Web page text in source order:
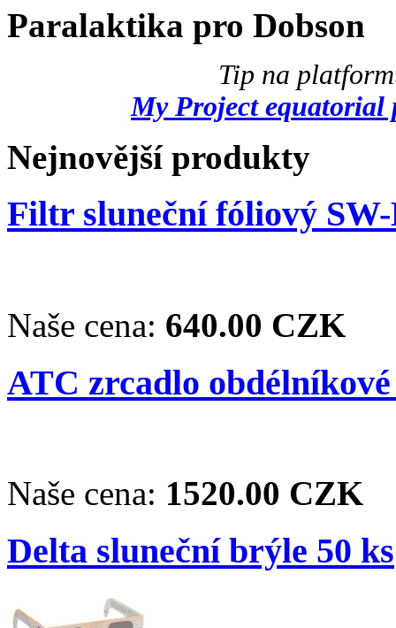
Paralaktika pro Dobson
Tip na
My Project equatorial
Nejnovější produkty
Filtr sluneční fóliový SW-
Naše cena: 640.00 CZK
ATC zrcadlo
Naše cena: 1520.00 CZK
Delta sluneční brýle 50 ks